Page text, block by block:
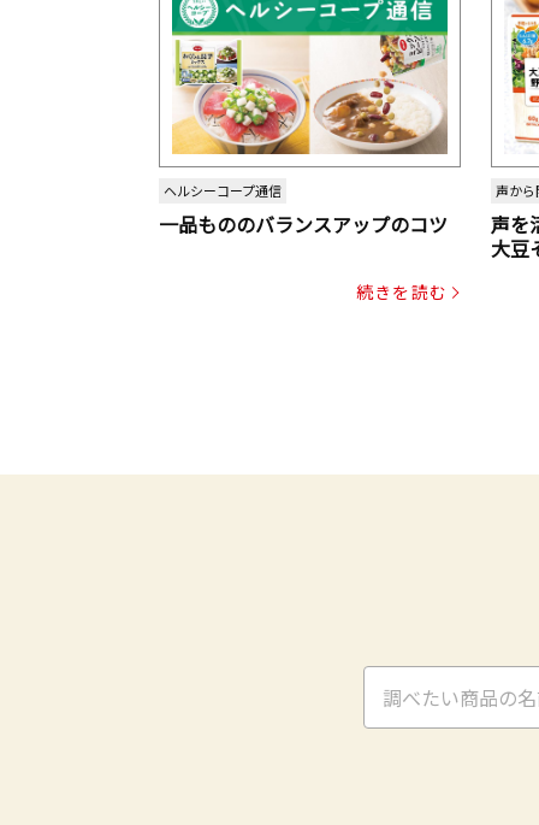
ヘルシーコープ通信
一品もののバランスアップのコツ
続きを読む
声か
声を
大豆